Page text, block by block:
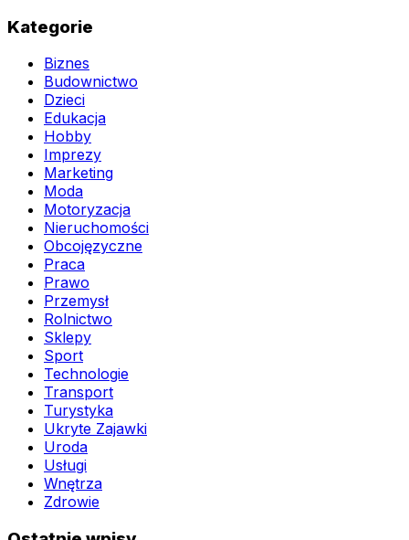
Kategorie
Biznes
Budownictwo
Dzieci
Edukacja
Hobby
Imprezy
Marketing
Moda
Motoryzacja
Nieruchomości
Obcojęzyczne
Praca
Prawo
Przemysł
Rolnictwo
Sklepy
Sport
Technologie
Transport
Turystyka
Ukryte Zajawki
Uroda
Usługi
Wnętrza
Zdrowie